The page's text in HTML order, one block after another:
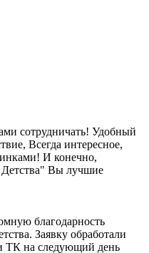
сотрудничать! Удобный
Всегда интересное,
И конечно,
Вы лучшие
благодарность
Заявку обработали
ТК на следующий день